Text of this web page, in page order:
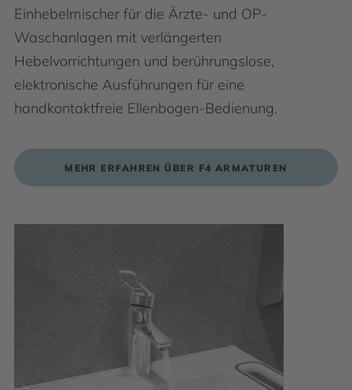
Einhebelmischer für die Ärzte- und OP-
Waschanlagen mit verlängerten
Hebelvorrichtungen und berührungslose,
elektronische Ausführungen für eine
handkontaktfreie Ellenbogen-Bedienung.
MEHR ERFAHREN ÜBER F4 ARMATUREN